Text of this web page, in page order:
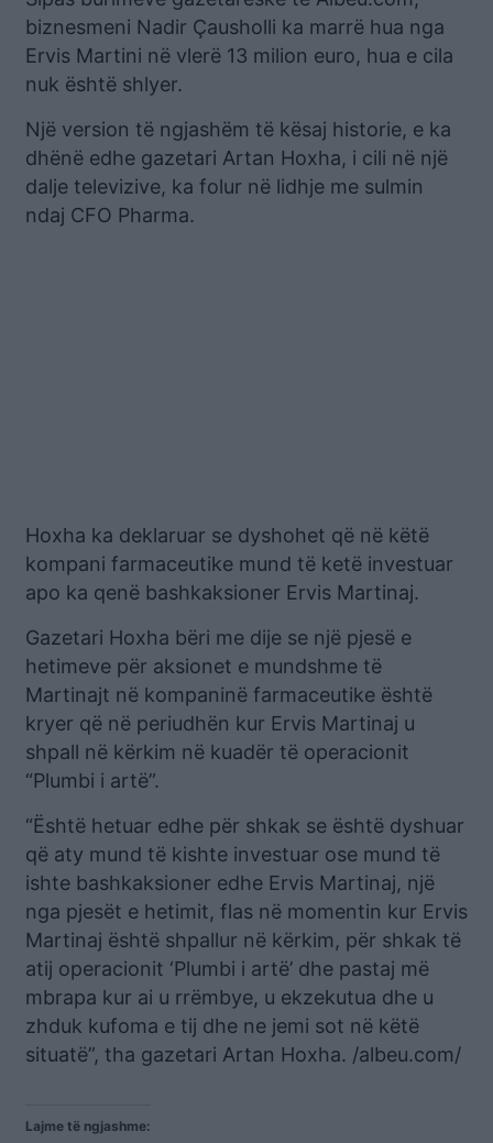
biznesmeni Nadir Çausholli ka marrë hua nga
Ervis Martini në vlerë 13 milion euro, hua e cila
nuk është shlyer.
Një version të ngjashëm të kësaj historie, e ka
dhënë edhe gazetari Artan Hoxha, i cili në një
dalje televizive, ka folur në lidhje me sulmin
ndaj CFO Pharma.
Hoxha ka deklaruar se dyshohet që në këtë
kompani farmaceutike mund të ketë investuar
apo ka qenë bashkaksioner Ervis Martinaj.
Gazetari Hoxha bëri me dije se një pjesë e
hetimeve për aksionet e mundshme të
Martinajt në kompaninë farmaceutike është
kryer që në periudhën kur Ervis Martinaj u
shpall në kërkim në kuadër të operacionit
“Plumbi i artë”.
“Është hetuar edhe për shkak se është dyshuar
që aty mund të kishte investuar ose mund të
ishte bashkaksioner edhe Ervis Martinaj, një
nga pjesët e hetimit, flas në momentin kur Ervis
Martinaj është shpallur në kërkim, për shkak të
atij operacionit ‘Plumbi i artë’ dhe pastaj më
mbrapa kur ai u rrëmbye, u ekzekutua dhe u
zhduk kufoma e tij dhe ne jemi sot në këtë
situatë”, tha gazetari Artan Hoxha. /albeu.com/
Lajme të ngjashme: